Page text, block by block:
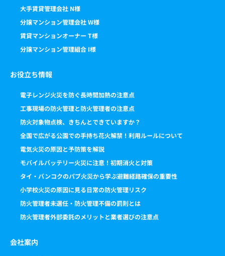
大手賃貸管理会社 N様
分譲マンション管理会社 W様
賃貸マンションオーナー T様
分譲マンション管理組合 I様
お役立ち情報
電子レンジ火災を防ぐ長時間加熱の注意点
工事現場の防火管理と防火管理者の注意点
防火対象物点検、きちんとできていますか？
全国で広がる公園での手持ち花火解禁！利用ルールについて
電気火災の原因と予防策を解説
モバイルバッテリー火災に注意！初期消火と対策
タイ・バンコクのパブ火災から学ぶ避難経路確保の重要性
小学校火災の原因に見る日常の防火管理リスク
防火管理者未選任・防火管理不備の罰則とは
防火管理者外部委託のメリットと業者選びの注意点
会社案内